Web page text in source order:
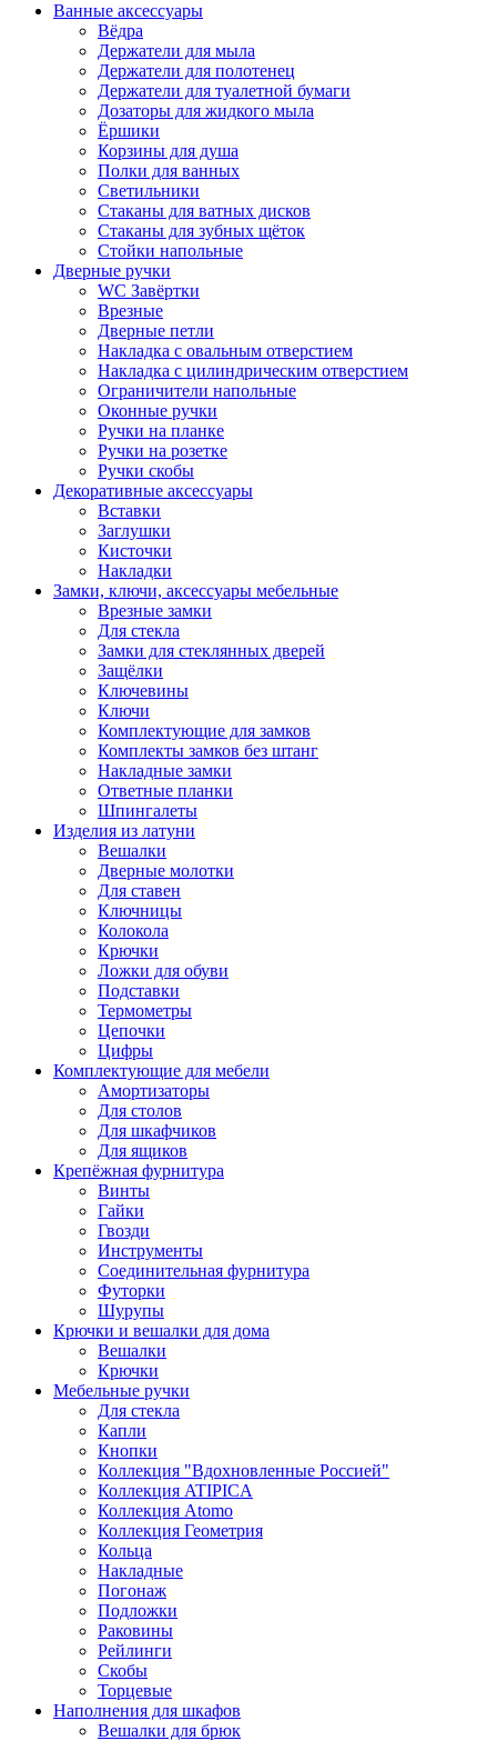
Ванные аксессуары
Вёдра
Держатели для мыла
Держатели для полотенец
Держатели для туалетной бумаги
Дозаторы для жидкого мыла
Ёршики
Корзины для душа
Полки для ванных
Светильники
Стаканы для ватных дисков
Стаканы для зубных щёток
Стойки напольные
Дверные ручки
WC Завёртки
Врезные
Дверные петли
Накладка с овальным отверстием
Накладка с цилиндрическим отверстием
Ограничители напольные
Оконные ручки
Ручки на планке
Ручки на розетке
Ручки скобы
Декоративные аксессуары
Вставки
Заглушки
Кисточки
Накладки
Замки, ключи, аксессуары мебельные
Врезные замки
Для стекла
Замки для стеклянных дверей
Защёлки
Ключевины
Ключи
Комплектующие для замков
Комплекты замков без штанг
Накладные замки
Ответные планки
Шпингалеты
Изделия из латуни
Вешалки
Дверные молотки
Для ставен
Ключницы
Колокола
Крючки
Ложки для обуви
Подставки
Термометры
Цепочки
Цифры
Комплектующие для мебели
Амортизаторы
Для столов
Для шкафчиков
Для ящиков
Крепёжная фурнитура
Винты
Гайки
Гвозди
Инструменты
Соединительная фурнитура
Футорки
Шурупы
Крючки и вешалки для дома
Вешалки
Крючки
Мебельные ручки
Для стекла
Капли
Кнопки
Коллекция "Вдохновленные Россией"
Коллекция ATIPICA
Коллекция Atomo
Коллекция Геометрия
Кольца
Накладные
Погонаж
Подложки
Раковины
Рейлинги
Скобы
Торцевые
Наполнения для шкафов
Вешалки для брюк